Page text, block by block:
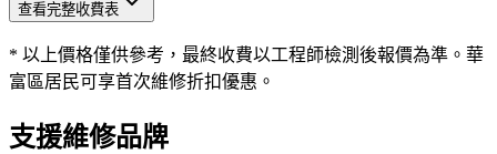
查看完整收費表
* 以上價格僅供參考，最終收費以工程師檢測後報價為準。華
富區居民可享首次維修折扣優惠。
支援維修品牌